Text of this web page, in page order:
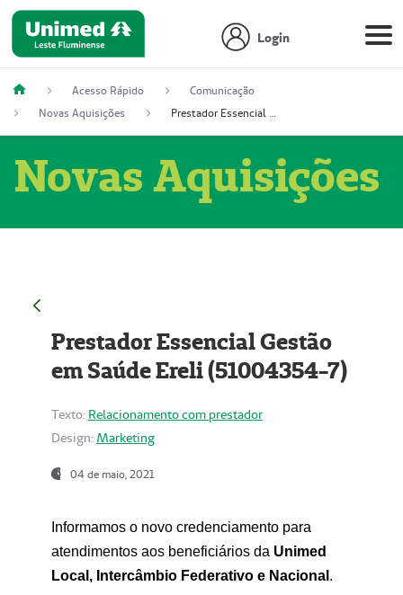
Login
Acesso Rápido
Comunicação
Novas Aquisições
Prestador Essencial Gestão em Saúde Ereli (51004354-7)
Novas Aquisições
Prestador Essencial Gestão
em Saúde Ereli (51004354-7)
Texto: Relacionamento com prestador
Design: Marketing
04 de maio, 2021
Informamos o novo credenciamento para
atendimentos aos beneficiários da Unimed
Local, Intercâmbio Federativo e Nacional .